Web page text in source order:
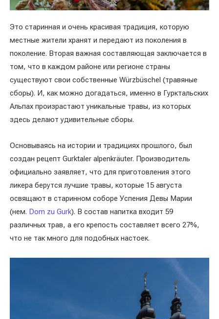
Это старинная и очень красивая традиция, которую
местные жители хранят и передают из поколения в
поколение. Вторая важная составляющая заключается в
том, что в каждом районе или регионе страны
существуют свои собственные Würzbüschel (травяные
сборы). И, как можно догадаться, именно в Гурктальских
Альпах произрастают уникальные травы, из которых
здесь делают удивительные сборы.
Основываясь на истории и традициях прошлого, был
создан рецепт Gurktaler alpenkräuter. Производитель
официально заявляет, что для приготовления этого
ликера берутся лучшие травы, которые 15 августа
освящают в старинном соборе Успения Девы Марии
(нем. Dom zu Gurk). В состав напитка входит 59
различных трав, а его крепость составляет всего 27%,
что не так много для подобных настоек.